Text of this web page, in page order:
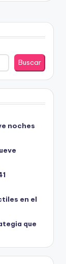
Buscar
noches
en el
que